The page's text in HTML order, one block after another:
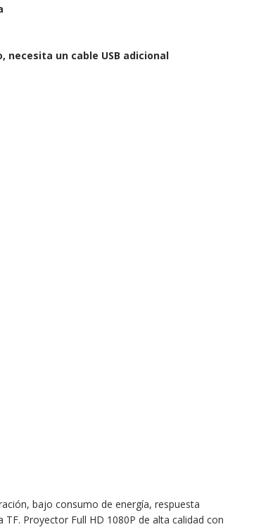
necesita un cable USB adicional
bajo consumo de energía, respuesta
Proyector Full HD 1080P de alta calidad con